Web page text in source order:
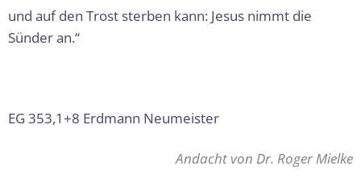
und auf den Trost sterben kann: Jesus nimmt die
Sünder an.“
EG 353,1+8 Erdmann Neumeister
Andacht von Dr. Roger Mielke